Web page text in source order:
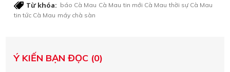
Từ khóa: báo Cà Mau Cà Mau tin mới Cà Mau thời sự Cà Mau
tin tức Cà Mau máy chà sàn
Ý KIẾN BẠN ĐỌC (0)